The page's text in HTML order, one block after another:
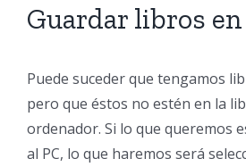
Guardar libros en
Puede suceder que tengamos
pero que éstos no estén en la
ordenador. Si lo que queremos
al PC, lo que haremos será